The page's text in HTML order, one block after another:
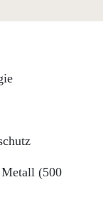
Metall (500